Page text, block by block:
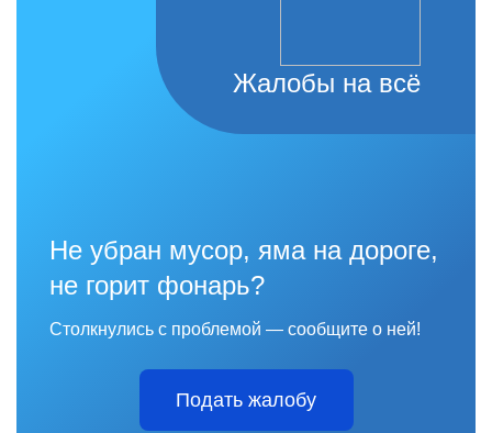
Жалобы на всё
Не убран мусор, яма на дороге,
не горит фонарь?
Столкнулись с проблемой — сообщите о ней!
Подать жалобу